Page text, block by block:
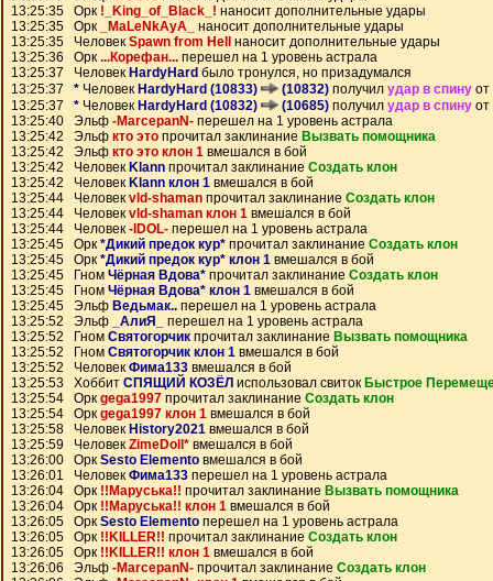
13:25:35 Орк !_King_of_Black_! наносит дополнительные удары
13:25:35 Орк
_MaLeNkAyA_
наносит дополнительные удары
13:25:35 Человек Spawn from Hell
наносит дополнительные удары
13:25:36 Орк...Корефан... перешел на 1 уровень астрала
13:25:37 Человек HardyHard было тронулся, но призадумался
13:25:37 * Человек HardyHard (10833) (10832) получил удар в спину
13:25:37 * Человек HardyHard (10832) (10685) получил удар в спину
13:25:40 Эльф -MarcepanN- перешел на 1 уровень астрала
13:25:42 Эльф кто это прочитал заклинание Вызвать помощника
13:25:42 Эльф кто это клон 1 вмешался в бой
13:25:42 Человек Klann прочитал заклинание Создать клон
13:25:42 Человек Klann клон 1 вмешался в бой
13:25:44 Человекvld-shaman прочитал заклинание Создать клон
13:25:44 Человекvld-shaman клон 1 вмешался в бой
13:25:44 Человек-IDOL- перешел на 1 уровень астрала
13:25:45 Орк*Дикий предок кур* прочитал заклинание Создать клон
13:25:45 Орк*Дикий предок кур* клон 1 вмешался в бой
13:25:45 Гном Чёрная Вдова* прочитал заклинание Создать клон
13:25:45 Гном Чёрная Вдова* клон 1 вмешался в бой
13:25:45 Эльф Ведьмак.. перешел на 1 уровень астрала
13:25:52 Эльф
_АлиЯ_
перешел на 1 уровень астрала
13:25:52 Гном Святогорчик прочитал заклинание Вызвать помощника
13:25:52 Гном Святогорчик клон 1 вмешался в бой
13:25:52 Человек Фима133 вмешался в бой
13:25:53 Хоббит СПЯЩИЙ КОЗЁЛ использовал свиток Быстрое
13:25:54 Оркgega1997 прочитал заклинание Создать клон
13:25:54 Оркgega1997 клон 1 вмешался в бой
13:25:58 Человек History2021 вмешался в бой
13:25:59 ЧеловекZimeDoll* вмешался в бой
13:26:00 ОркSesto Elemento вмешался в бой
13:26:01 ЧеловекФима133 перешел на 1 уровень астрала
13:26:04 Орк !!Маруська!! прочитал заклинание Вызвать помощника
13:26:04 Орк !!Маруська!! клон 1 вмешался в бой
13:26:05 ОркSesto Elemento перешел на 1 уровень астрала
13:26:05 Орк !!KILLER!! прочитал заклинание Создать клон
13:26:05 Орк !!KILLER!! клон 1 вмешался в бой
13:26:06 Эльф -MarcepanN- прочитал заклинание Создать клон